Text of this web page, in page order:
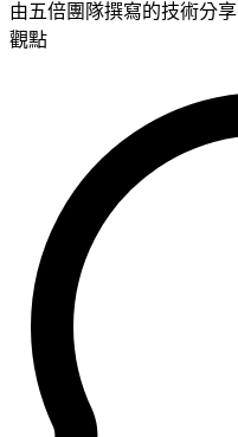
由五倍團隊撰寫的技術分
觀點